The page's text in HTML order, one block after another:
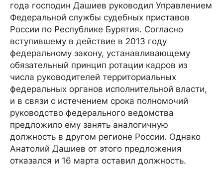
года господин Дашиев руководил Управлением
Федеральной службы судебных приставов
России по Республике Бурятия. Согласно
вступившему в действие в 2013 году
федеральному закону, устанавливающему
обязательный принцип ротации кадров из
числа руководителей территориальных
федеральных органов исполнительной власти,
и в связи с истечением срока полномочий
руководство федерального ведомства
предложило ему занять аналогичную
должность в другом регионе России. Однако
Анатолий Дашиев от этого предложения
отказался и 16 марта оставил должность.